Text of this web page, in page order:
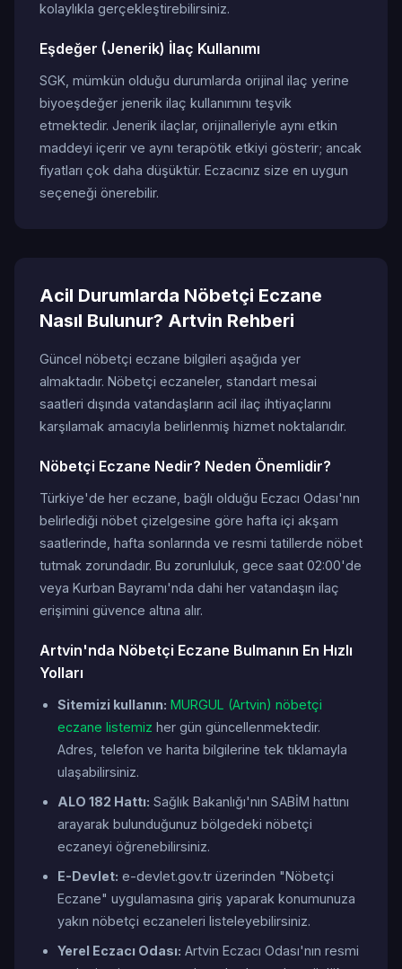
kolaylıkla gerçekleştirebilirsiniz.
Eşdeğer (Jenerik) İlaç Kullanımı
SGK, mümkün olduğu durumlarda orijinal ilaç yerine
biyoeşdeğer jenerik ilaç kullanımını teşvik
etmektedir. Jenerik ilaçlar, orijinalleriyle aynı etkin
maddeyi içerir ve aynı terapötik etkiyi gösterir; ancak
fiyatları çok daha düşüktür. Eczacınız size en uygun
seçeneği önerebilir.
Acil Durumlarda Nöbetçi Eczane
Nasıl Bulunur? Artvin Rehberi
Güncel nöbetçi eczane bilgileri aşağıda yer
almaktadır. Nöbetçi eczaneler, standart mesai
saatleri dışında vatandaşların acil ilaç ihtiyaçlarını
karşılamak amacıyla belirlenmiş hizmet noktalarıdır.
Nöbetçi Eczane Nedir? Neden Önemlidir?
Türkiye'de her eczane, bağlı olduğu Eczacı Odası'nın
belirlediği nöbet çizelgesine göre hafta içi akşam
saatlerinde, hafta sonlarında ve resmi tatillerde nöbet
tutmak zorundadır. Bu zorunluluk, gece saat 02:00'de
veya Kurban Bayramı'nda dahi her vatandaşın ilaç
erişimini güvence altına alır.
Artvin'nda Nöbetçi Eczane Bulmanın En Hızlı
Yolları
Sitemizi kullanın: MURGUL (Artvin) nöbetçi
eczane listemiz her gün güncellenmektedir.
Adres, telefon ve harita bilgilerine tek tıklamayla
ulaşabilirsiniz.
ALO 182 Hattı: Sağlık Bakanlığı'nın SABİM hattını
arayarak bulunduğunuz bölgedeki nöbetçi
eczaneyi öğrenebilirsiniz.
E-Devlet: e-devlet.gov.tr üzerinden "Nöbetçi
Eczane" uygulamasına giriş yaparak konumunuza
yakın nöbetçi eczaneleri listeleyebilirsiniz.
Yerel Eczacı Odası: Artvin Eczacı Odası'nın resmi